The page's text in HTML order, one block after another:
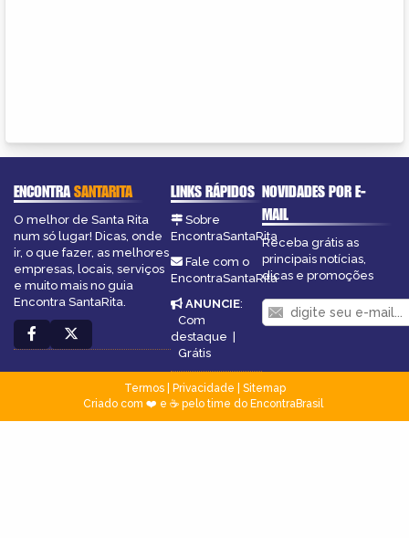
ENCONTRASANTARITA
O melhor de Santa Rita
num só lugar! Dicas, onde
ir, o que fazer, as melhores
empresas, locais, serviços
e muito mais no guia
Encontra SantaRita.
LINKS RÁPIDOS
Sobre
EncontraSantaRita
Fale com o
EncontraSantaRita
ANUNCIE:
Com
destaque
Grátis
NOVIDADES POR E-
MAIL
Receba grátis as
principais notícias,
dicas e promoções
Termos| Privacidade
Sitemap
Criado com ❤️ e ☕ pelo time do EncontraBrasil